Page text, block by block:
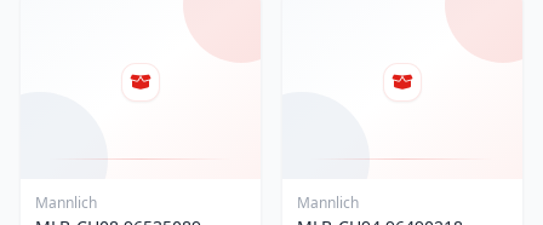
Mannlich Mannlich